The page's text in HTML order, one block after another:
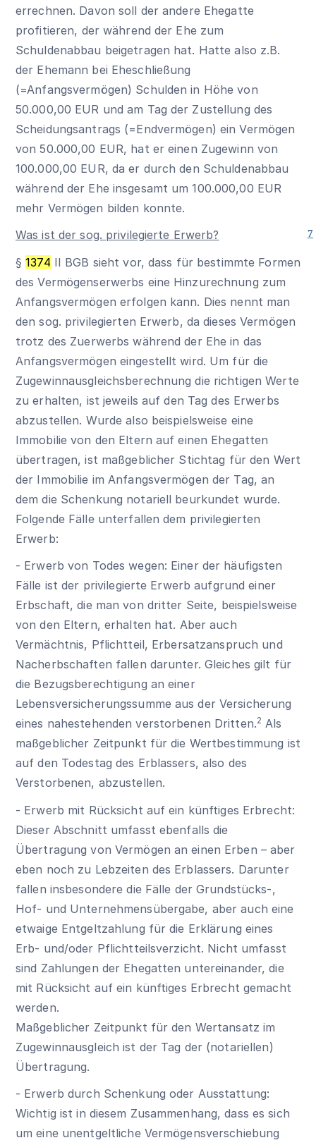
errechnen. Davon soll der andere Ehegatte
profitieren, der während der Ehe zum
Schuldenabbau beigetragen hat. Hatte also z.B.
der Ehemann bei Eheschließung
(=Anfangsvermögen) Schulden in Höhe von
50.000,00 EUR und am Tag der Zustellung des
Scheidungsantrags (=Endvermögen) ein Vermögen
von 50.000,00 EUR, hat er einen Zugewinn von
100.000,00 EUR, da er durch den Schuldenabbau
während der Ehe insgesamt um 100.000,00 EUR
mehr Vermögen bilden konnte.
7
Was ist der sog. privilegierte Erwerb?
§1374 II BGB sieht vor, dass für bestimmte Formen
des Vermögenserwerbs eine Hinzurechnung zum
Anfangsvermögen erfolgen kann. Dies nennt man
den sog. privilegierten Erwerb, da dieses Vermögen
trotz des Zuerwerbs während der Ehe in das
Anfangsvermögen eingestellt wird. Um für die
Zugewinnausgleichsberechnung die richtigen Werte
zu erhalten, ist jeweils auf den Tag des Erwerbs
abzustellen. Wurde also beispielsweise eine
Immobilie von den Eltern auf einen Ehegatten
übertragen, ist maßgeblicher Stichtag für den Wert
der Immobilie im Anfangsvermögen der Tag, an
dem die Schenkung notariell beurkundet wurde.
Folgende Fälle unterfallen dem privilegierten
Erwerb:
- Erwerb von Todes wegen: Einer der häufigsten
Fälle ist der privilegierte Erwerb aufgrund einer
Erbschaft, die man von dritter Seite, beispielsweise
von den Eltern, erhalten hat. Aber auch
Vermächtnis, Pflichtteil, Erbersatzanspruch und
Nacherbschaften fallen darunter. Gleiches gilt für
die Bezugsberechtigung an einer
Lebensversicherungssumme aus der Versicherung
eines nahestehenden verstorbenen Dritten.2 Als
maßgeblicher Zeitpunkt für die Wertbestimmung ist
auf den Todestag des Erblassers, also des
Verstorbenen, abzustellen.
- Erwerb mit Rücksicht auf ein künftiges Erbrecht:
Dieser Abschnitt umfasst ebenfalls die
Übertragung von Vermögen an einen Erben – aber
eben noch zu Lebzeiten des Erblassers. Darunter
fallen insbesondere die Fälle der Grundstücks-,
Hof- und Unternehmensübergabe, aber auch eine
etwaige Entgeltzahlung für die Erklärung eines
Erb- und/oder Pflichtteilsverzicht. Nicht umfasst
sind Zahlungen der Ehegatten untereinander, die
mit Rücksicht auf ein künftiges Erbrecht gemacht
werden.
Maßgeblicher Zeitpunkt für den Wertansatz im
Zugewinnausgleich ist der Tag der (notariellen)
Übertragung.
- Erwerb durch Schenkung oder Ausstattung:
Wichtig ist in diesem Zusammenhang, dass es sich
um eine unentgeltliche Vermögensverschiebung